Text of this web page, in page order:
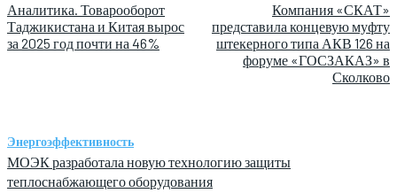
Аналитика. Товарооборот
Таджикистана и Китая вырос
за 2025 год почти на 46%
Компания «СКАТ»
представила концевую муфту
штекерного типа АКВ 126 на
форуме «ГОСЗАКАЗ» в
Сколково
Энергоэффективность
МОЭК разработала новую технологию защиты
теплоснабжающего оборудования